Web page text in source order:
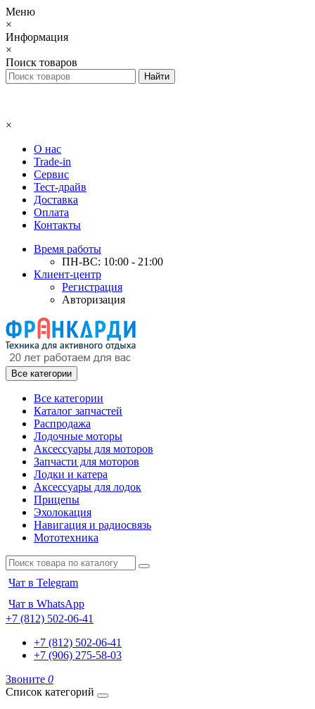
Меню
×
Информация
×
Поиск товаров
×
О нас
Trade-in
Сервис
Тест-драйв
Доставка
Оплата
Контакты
Время работы
ПН-ВС: 10:00 - 21:00
Клиент-центр
Регистрация
Авторизация
Все категории
Все категории
Каталог запчастей
Распродажа
Лодочные моторы
Аксессуары для моторов
Запчасти для моторов
Лодки и катера
Аксессуары для лодок
Прицепы
Эхолокация
Навигация и радиосвязь
Мототехника
Чат в Telegram
Чат в WhatsApp
+7 (812) 502-06-41
+7 (812) 502-06-41
+7 (906) 275-58-03
Звоните 0
Список категорий